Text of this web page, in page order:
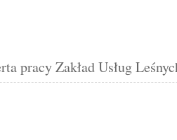
pracy Zakład Usług